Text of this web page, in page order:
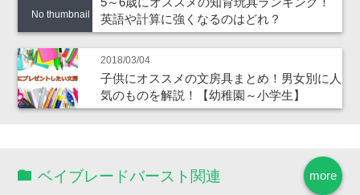
No thumbnail
英語や計算に強くなるのはどれ？
2018/03/04
子供にオススメの文房具まとめ！男女別に人
気のものを解説！【幼稚園～小学生】
more
ベイブレードバースト関連